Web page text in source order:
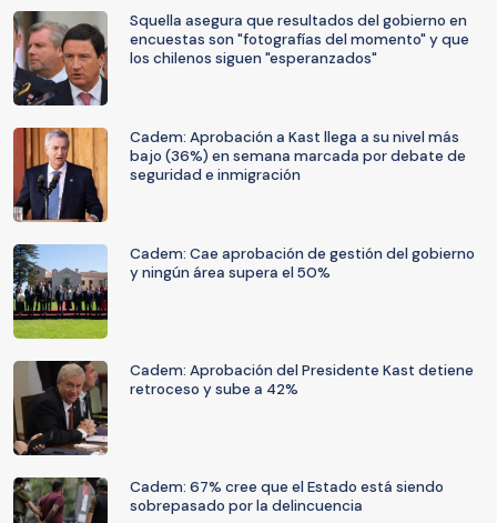
Squella asegura que resultados del gobierno en
encuestas son "fotografías del momento" y que
los chilenos siguen "esperanzados"
Cadem: Aprobación a Kast llega a su nivel más
bajo (36%) en semana marcada por debate de
seguridad e inmigración
Cadem: Cae aprobación de gestión del gobierno
y ningún área supera el 50%
Cadem: Aprobación del Presidente Kast detiene
retroceso y sube a 42%
Cadem: 67% cree que el Estado está siendo
sobrepasado por la delincuencia